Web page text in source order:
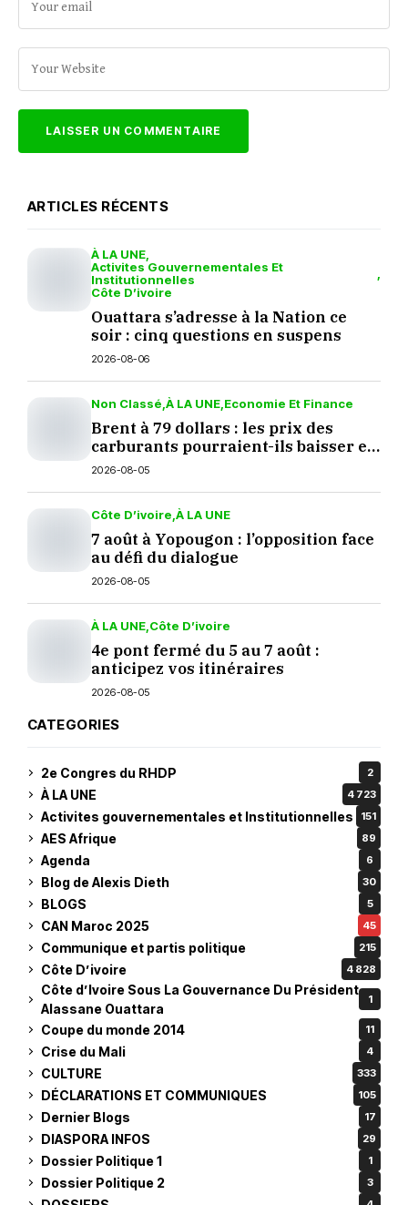
ARTICLES RÉCENTS
À LA UNE
Activites Gouvernementales Et
Institutionnelles
Côte D’ivoire
Ouattara s’adresse à la Nation ce
soir : cinq questions en suspens
2026-08-06
Non Classé À LA UNE Economie Et Finance
Brent à 79 dollars : les prix des
carburants pourraient-ils baisser en
septembre ?
2026-08-05
Côte D’ivoire À LA UNE
7 août à Yopougon : l’opposition face
au défi du dialogue
2026-08-05
À LA UNE Côte D’ivoire
4e pont fermé du 5 au 7 août :
anticipez vos itinéraires
2026-08-05
CATEGORIES
2e Congres du RHDP 2
À LA UNE 4 723
Activites gouvernementales et Institutionnelles 151
AES Afrique 89
Agenda 6
Blog de Alexis Dieth 30
BLOGS 5
CAN Maroc 2025 45
Communique et partis politique 215
Côte D’ivoire 4 828
Côte d’Ivoire Sous La Gouvernance Du Président
Alassane Ouattara
1
Coupe du monde 2014 11
Crise du Mali 4
CULTURE 333
DÉCLARATIONS ET COMMUNIQUES 105
Dernier Blogs 17
DIASPORA INFOS 29
Dossier Politique 1 1
Dossier Politique 2 3